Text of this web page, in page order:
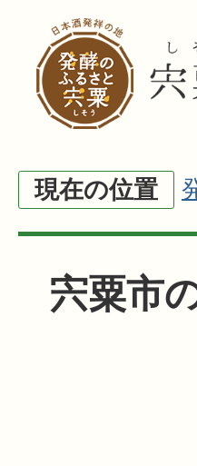
現在の位置
宍粟市